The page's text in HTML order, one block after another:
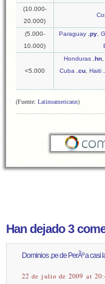
(10.000-
20.000)
(5.000-
10.000)
Paraguay .py,
<5.000
Honduras .hn,
Cuba
.cu Haiti
(Fuente: Latinoamericann)
Han dejado 3
Dominios .pe de PerÃº a
22 de julio de 2009 at